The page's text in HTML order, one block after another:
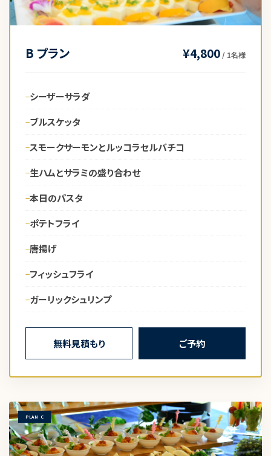
B プラン ¥4,800 / 1名様
シーザーサラダ
ブルスケッタ
スモークサーモンとルッコラセルバチコ
生ハムとサラミの盛り合わせ
本日のパスタ
ポテトフライ
唐揚げ
フィッシュフライ
ガーリックシュリンプ
無料見積もり ご予約
PLAN C